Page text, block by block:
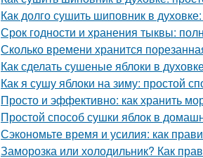
Как долго сушить шиповник в
Срок годности и хранения тыквы:
Сколько времени хранится
Как сделать сушеные яблоки в
Как я сушу яблоки на зиму: простой
Просто и эффективно: как хранить
Простой способ сушки яблок в
Сэкономьте время и усилия: как
Заморозка или холодильник? Как